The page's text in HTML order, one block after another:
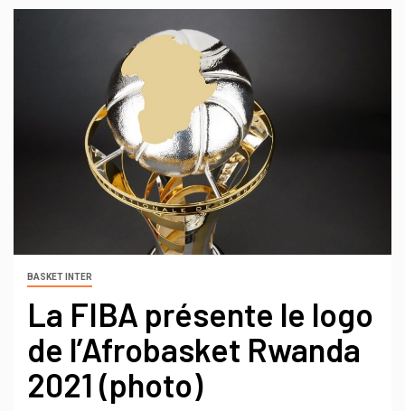
BASKET INTER
La FIBA présente le logo
de l’Afrobasket Rwanda
2021 (photo)